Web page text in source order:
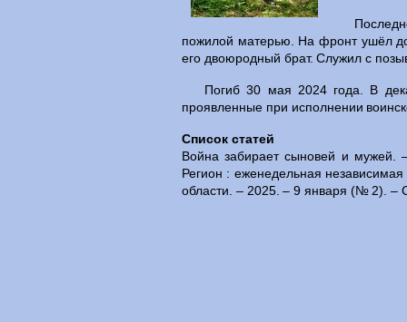
пожилой матерью. На фронт ушёл
его двоюродный брат. Служил с
Погиб 30 мая 2024 года. В
проявленные при исполнении
Список статей
Война забирает сыновей и мужей.
Регион : еженедельная
области. – 2025. – 9 января (№ 2). –